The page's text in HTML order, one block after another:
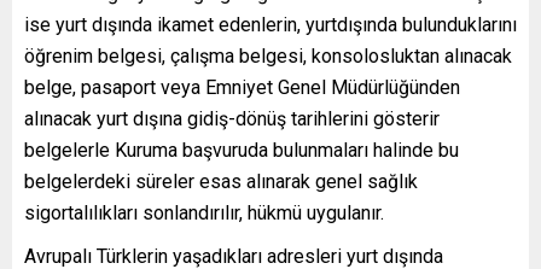
ise yurt dışında ikamet edenlerin, yurtdışında bulunduklarını
öğrenim belgesi, çalışma belgesi, konsolosluktan alınacak
belge, pasaport veya Emniyet Genel Müdürlüğünden
alınacak yurt dışına gidiş-dönüş tarihlerini gösterir
belgelerle Kuruma başvuruda bulunmaları halinde bu
belgelerdeki süreler esas alınarak genel sağlık
sigortalılıkları sonlandırılır, hükmü uygulanır.
Avrupalı Türklerin yaşadıkları adresleri yurt dışında